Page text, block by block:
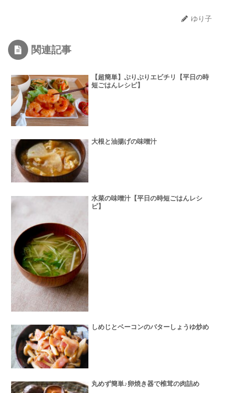
ゆり子
関連記事
【超簡単】ぷりぷりエビチリ【平日の時
短ごはんレシピ】
大根と油揚げの味噌汁
水菜の味噌汁【平日の時短ごはんレシ
ピ】
しめじとベーコンのバターしょうゆ炒め
丸めず簡単♪卵焼き器で椎茸の肉詰め